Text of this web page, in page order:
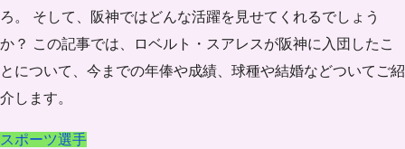
ろ。 そして、阪神ではどんな活躍を見せてくれるでしょう
か？ この記事では、ロベルト・スアレスが阪神に入団したこ
とについて、今までの年俸や成績、球種や結婚などついてご紹
介します。
スポーツ選手